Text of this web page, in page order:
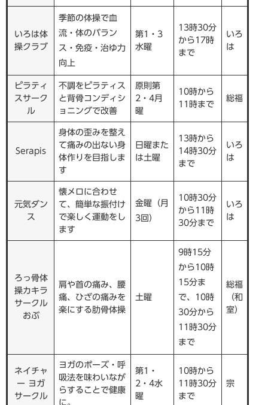
いろは体
操クラブ
季節の体操で血
流・体のバラン
ス・免疫・治ゆ力
向上
第1・3
水曜
13時30分
から17時
まで
いろ
は
ピラティ
スサーク
ル
不調をピラティス
と背骨コンディシ
ョニングで改善
原則第
2・4月
曜
10時から
11時まで
総福
Serapis
身体の歪みを整え
て痛みの出ない身
体作りを目指しま
す
日曜また
は土曜
13時から
14時30分
まで
いろ
は
元気ダン
ス
懐メロに合わせ
て、簡単な振付け
で楽しく運動をし
ます
金曜（月
3回）
10時30分
から11時
30分まで
いろ
は
ろっ骨体
操カキラ
サークル
おぶ
肩や首の痛み、腰
痛、ひざの痛みを
楽にする肋骨体操
土曜
9時15分
から10時
15分ま
で、10時
30分から
11時30分
まで
総福
（和
室）
ネイチャ
ー ヨガ
サークル
ヨガのポーズ・呼
吸法を味わいなが
らすることで健康
に。
第1・
2・4水
曜
10時から
11時30分
まで
宗